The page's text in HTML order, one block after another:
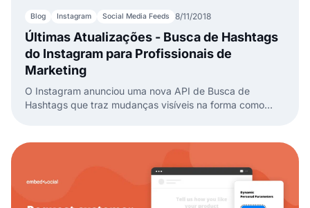
Blog Instagram Social Media Feeds 8/11/2018
Últimas Atualizações - Busca de Hashtags
do Instagram para Profissionais de
Marketing
O Instagram anunciou uma nova API de Busca de
Hashtags que traz mudanças visíveis na forma como